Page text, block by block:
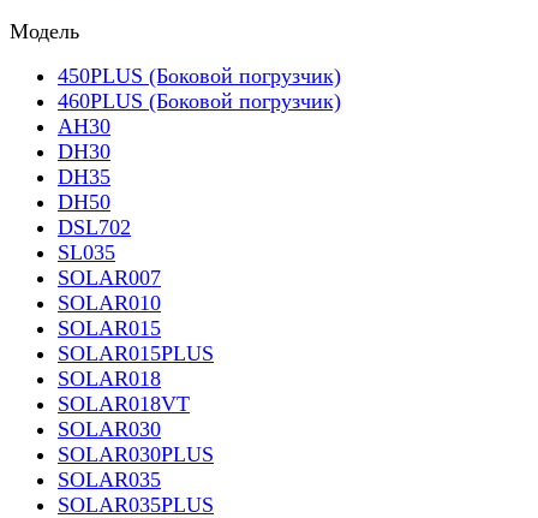
Модель
450PLUS (Боковой погрузчик)
460PLUS (Боковой погрузчик)
AH30
DH30
DH35
DH50
DSL702
SL035
SOLAR007
SOLAR010
SOLAR015
SOLAR015PLUS
SOLAR018
SOLAR018VT
SOLAR030
SOLAR030PLUS
SOLAR035
SOLAR035PLUS